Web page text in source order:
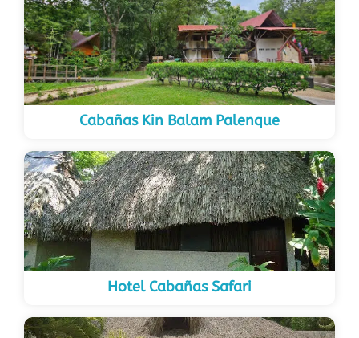
Cabañas Kin Balam Palenque
Hotel Cabañas Safari